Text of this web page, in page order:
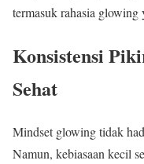
termasuk rahasia glowing
Konsistensi
Sehat
Mindset glowing tidak
Namun, kebiasaan kecil